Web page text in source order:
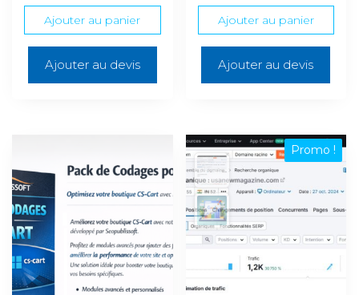
Ajouter au panier
Ajouter au devis
Ajouter au panier
Ajouter au devis
Promo !